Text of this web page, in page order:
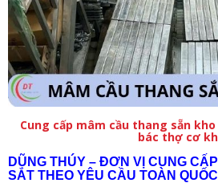
Cung cấp mâm cầu thang sẵn
bác thợ cơ
DŨNG THÚY – ĐƠN VỊ CUNG
SẮT THEO YÊU CẦU TOÀN QUỐC